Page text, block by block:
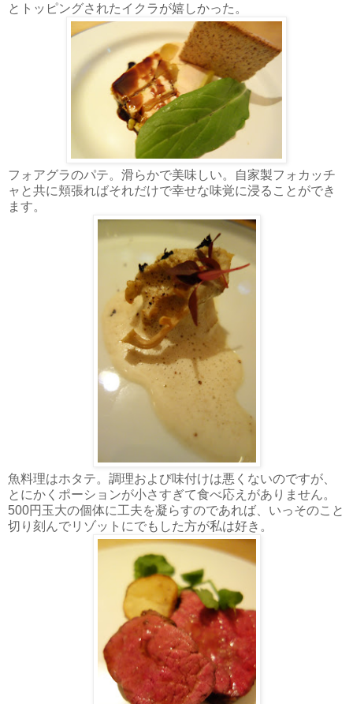
とトッピングされたイクラが嬉しかった。
フォアグラのパテ。滑らかで美味しい。自家製フォカッチ
ャと共に頬張ればそれだけで幸せな味覚に浸ることができ
ます。
魚料理はホタテ。調理および味付けは悪くないのですが、
とにかくポーションが小さすぎて食べ応えがありません。
500円玉大の個体に工夫を凝らすのであれば、いっそのこと
切り刻んでリゾットにでもした方が私は好き。